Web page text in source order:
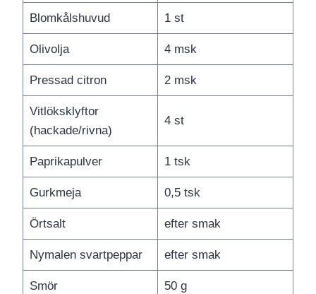
Blomkålshuvud 1 st
Olivolja 4 msk
Pressad citron 2 msk
Vitlöksklyftor
(hackade/rivna)
4 st
Paprikapulver 1 tsk
Gurkmeja 0,5 tsk
Örtsalt efter smak
Nymalen svartpeppar efter smak
Smör 50 g